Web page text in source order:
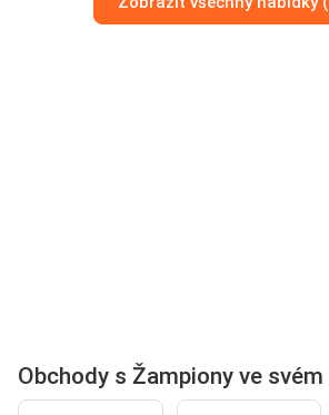
Obchody s Žampiony ve